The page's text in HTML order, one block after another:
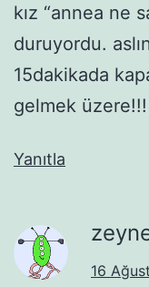
kız “annea ne
duruyordu.
15dakikada
gelmek üzere!!!
Yanıtla
16